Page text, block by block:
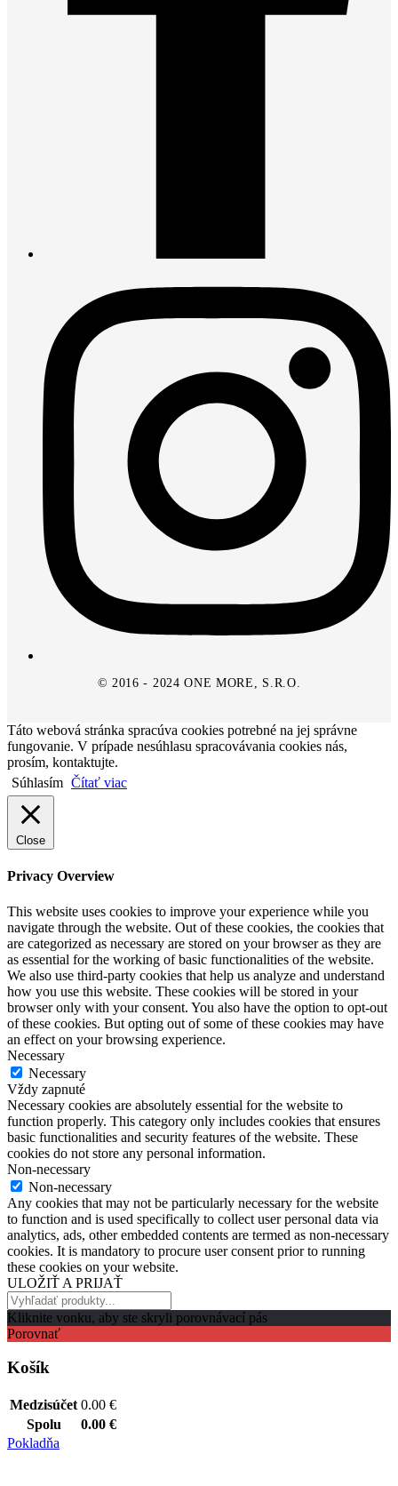
© 2016 - 2024 ONE MORE, S.R.O.
Táto webová stránka spracúva cookies potrebné na jej správne
fungovanie. V prípade nesúhlasu spracovávania cookies nás,
prosím, kontaktujte.
Súhlasím Čítať viac
Close
Privacy Overview
This website uses cookies to improve your experience while you
navigate through the website. Out of these cookies, the cookies that
are categorized as necessary are stored on your browser as they are
as essential for the working of basic functionalities of the website.
We also use third-party cookies that help us analyze and understand
how you use this website. These cookies will be stored in your
browser only with your consent. You also have the option to opt-out
of these cookies. But opting out of some of these cookies may have
an effect on your browsing experience.
Necessary
Necessary
Vždy zapnuté
Necessary cookies are absolutely essential for the website to
function properly. This category only includes cookies that ensures
basic functionalities and security features of the website. These
cookies do not store any personal information.
Non-necessary
Non-necessary
Any cookies that may not be particularly necessary for the website
to function and is used specifically to collect user personal data via
analytics, ads, other embedded contents are termed as non-necessary
cookies. It is mandatory to procure user consent prior to running
these cookies on your website.
ULOŽIŤ A PRIJAŤ
Kliknite vonku, aby ste skryli porovnávací pás
Porovnať
Košík
Medzisúčet 0.00 €
Spolu
0.00 €
Pokladňa